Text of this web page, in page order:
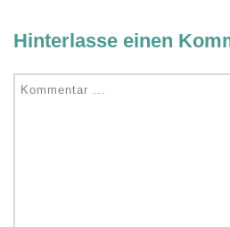
Hinterlasse einen